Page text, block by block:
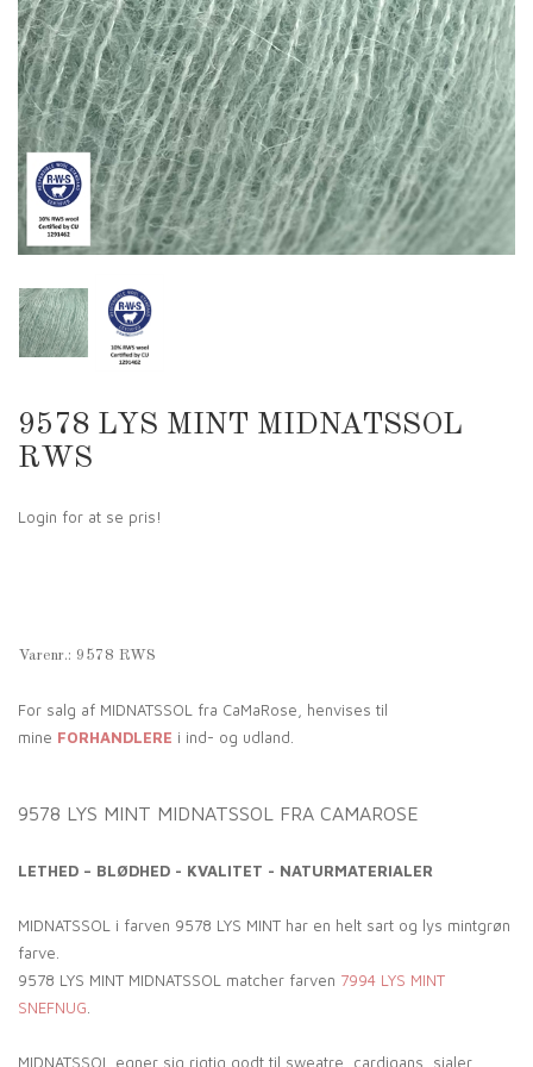
9578 LYS MINT MIDNATSSOL
RWS
Login for at se pris!
Varenr.: 9578 RWS
For salg af MIDNATSSOL fra CaMaRose, henvises til
mine FORHANDLERE i ind- og udland.
9578 LYS MINT MIDNATSSOL FRA CAMAROSE
LETHED – BLØDHED - KVALITET - NATURMATERIALER
MIDNATSSOL i farven 9578 LYS MINT har en helt sart og lys mintgrøn
farve.
9578 LYS MINT MIDNATSSOL matcher farven 7994 LYS MINT
SNEFNUG
MIDNATSSOL egner sig rigtig godt til sweatre, cardigans, sjaler,